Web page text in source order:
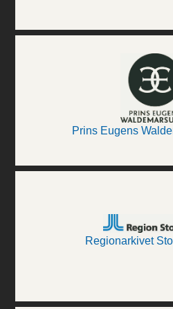
Prins Eugens
Regionarkivet